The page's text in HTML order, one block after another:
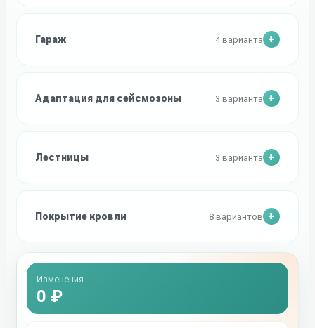
Гараж 4 варианта
Адаптация для сейсмозоны 3 варианта
Лестницы 3 варианта
Покрытие кровли 8 вариантов
Изменения
0 ₽